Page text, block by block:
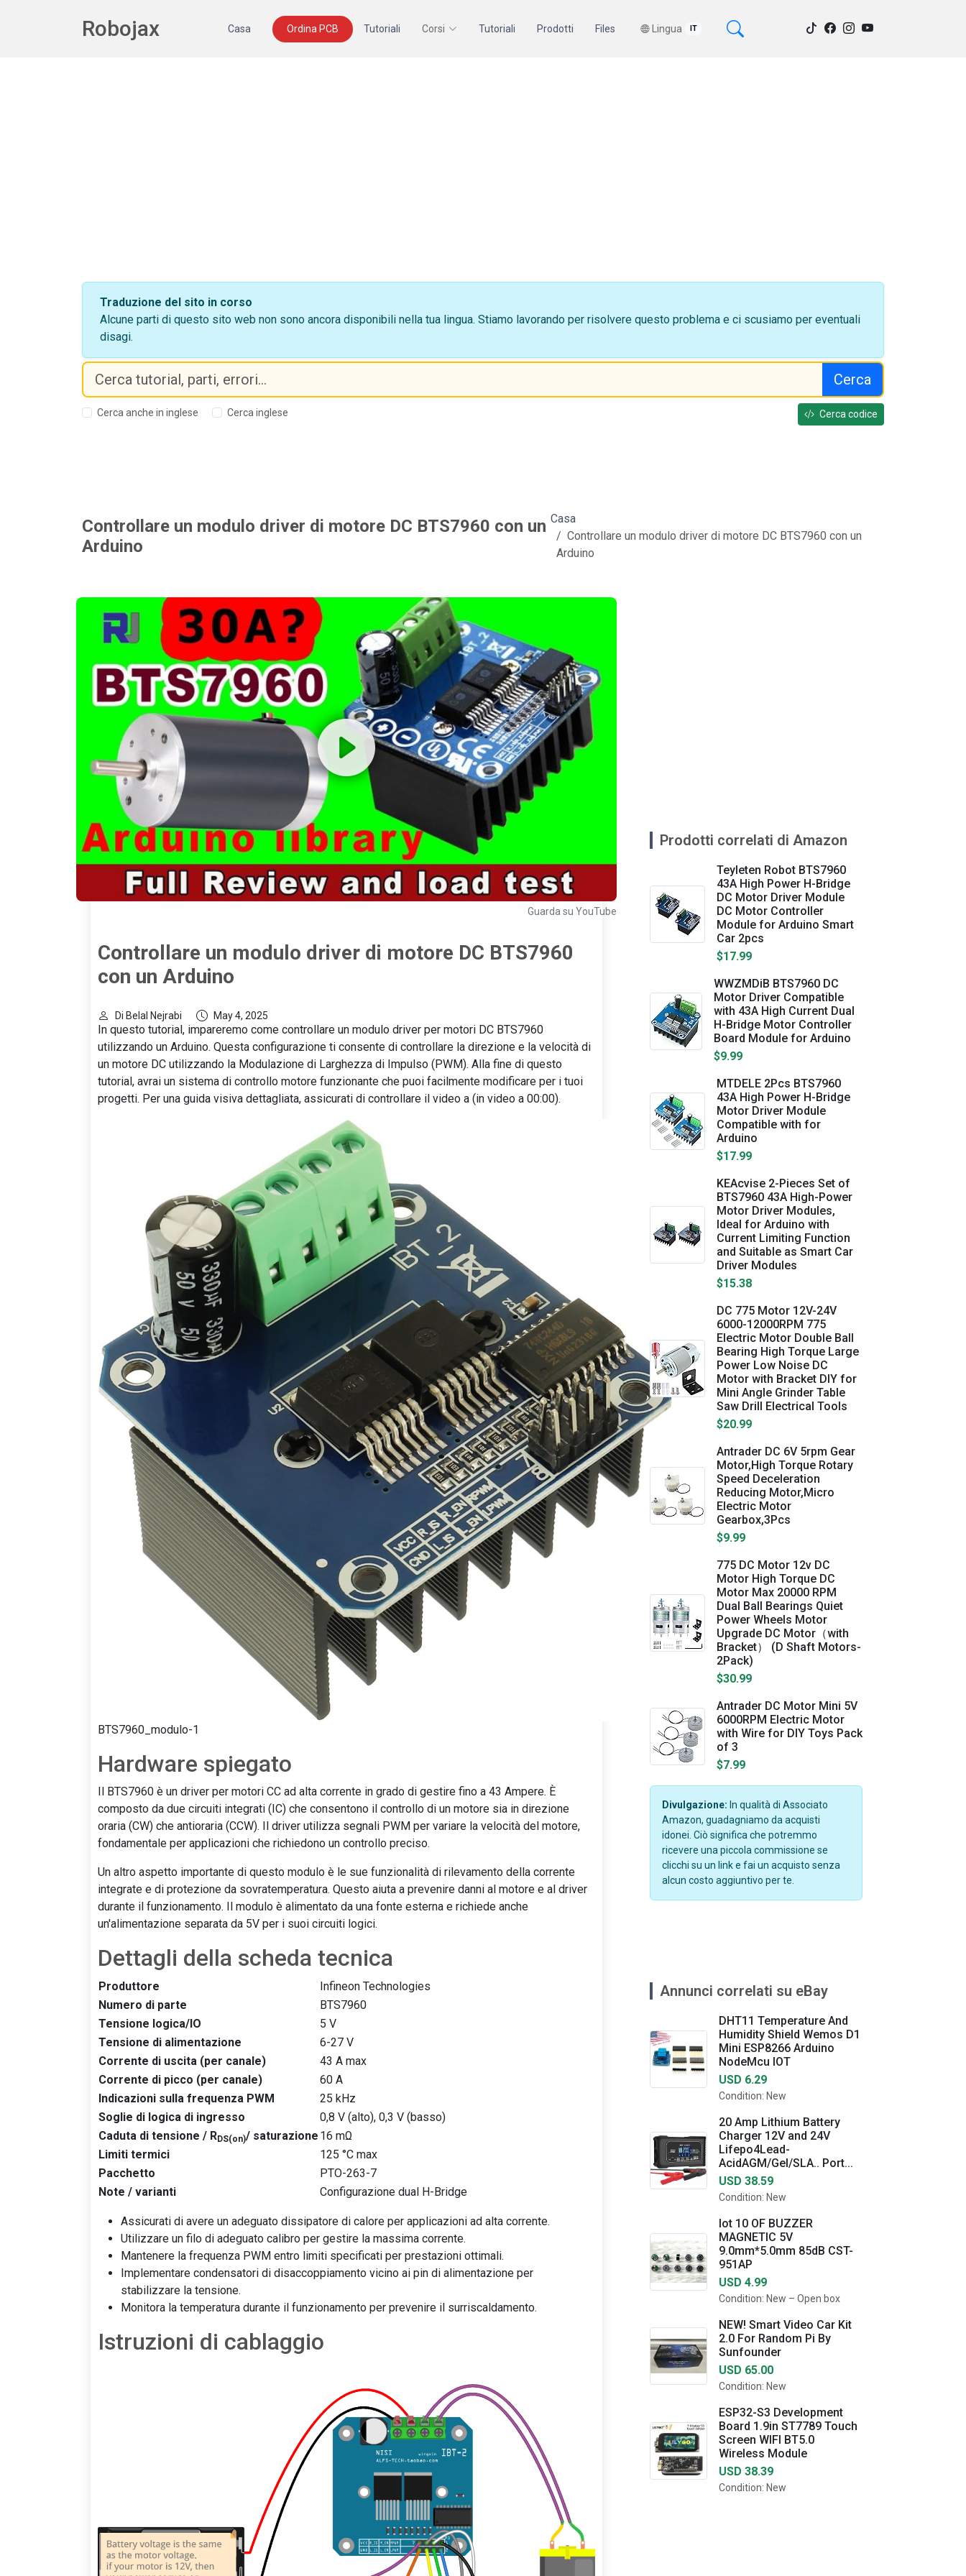
Robojax Casa Ordina PCB Tutoriali Corsi Tutoriali Prodotti Files Lingua IT
Traduzione del sito in corso
Alcune parti di questo sito web non sono ancora disponibili nella tua lingua. Stiamo lavorando per risolvere questo problema e ci scusiamo per eventuali
disagi.
Cerca
Cerca anche in inglese Cerca inglese Cerca codice
Controllare un modulo driver di motore DC BTS7960 con un
Arduino
Casa
Controllare un modulo driver di motore DC BTS7960 con un
Arduino
Guarda su YouTube
Controllare un modulo driver di motore DC BTS7960
con un Arduino
Di Belal Nejrabi May 4, 2025
In questo tutorial, impareremo come controllare un modulo driver per motori DC BTS7960
utilizzando un Arduino. Questa configurazione ti consente di controllare la direzione e la velocità di
un motore DC utilizzando la Modulazione di Larghezza di Impulso (PWM). Alla fine di questo
tutorial, avrai un sistema di controllo motore funzionante che puoi facilmente modificare per i tuoi
progetti. Per una guida visiva dettagliata, assicurati di controllare il video a (in video a 00:00).
BTS7960_modulo-1
Hardware spiegato
Il BTS7960 è un driver per motori CC ad alta corrente in grado di gestire fino a 43 Ampere. È
composto da due circuiti integrati (IC) che consentono il controllo di un motore sia in direzione
oraria (CW) che antioraria (CCW). Il driver utilizza segnali PWM per variare la velocità del motore,
fondamentale per applicazioni che richiedono un controllo preciso.
Un altro aspetto importante di questo modulo è le sue funzionalità di rilevamento della corrente
integrate e di protezione da sovratemperatura. Questo aiuta a prevenire danni al motore e al driver
durante il funzionamento. Il modulo è alimentato da una fonte esterna e richiede anche
un'alimentazione separata da 5V per i suoi circuiti logici.
Dettagli della scheda tecnica
Produttore
Infineon Technologies
Numero di parte
BTS7960
Tensione logica/IO
5 V
Tensione di alimentazione
6-27 V
Corrente di uscita (per canale)
43 A max
Corrente di picco (per canale)
60 A
Indicazioni sulla frequenza PWM
25 kHz
Soglie di logica di ingresso
0,8 V (alto), 0,3 V (basso)
Caduta di tensione / RDS(on)/ saturazione 16 mΩ
Limiti termici
125 °C max
Pacchetto
PTO-263-7
Note / varianti
Configurazione dual H-Bridge
Assicurati di avere un adeguato dissipatore di calore per applicazioni ad alta corrente.
Utilizzare un filo di adeguato calibro per gestire la massima corrente.
Mantenere la frequenza PWM entro limiti specificati per prestazioni ottimali.
Implementare condensatori di disaccoppiamento vicino ai pin di alimentazione per
stabilizzare la tensione.
Monitora la temperatura durante il funzionamento per prevenire il surriscaldamento.
Istruzioni di cablaggio
Prodotti correlati di Amazon
Teyleten Robot BTS7960
43A High Power H-Bridge
DC Motor Driver Module
DC Motor Controller
Module for Arduino Smart
Car 2pcs
$17.99
WWZMDiB BTS7960 DC
Motor Driver Compatible
with 43A High Current Dual
H-Bridge Motor Controller
Board Module for Arduino
$9.99
MTDELE 2Pcs BTS7960
43A High Power H-Bridge
Motor Driver Module
Compatible with for
Arduino
$17.99
KEAcvise 2-Pieces Set of
BTS7960 43A High-Power
Motor Driver Modules,
Ideal for Arduino with
Current Limiting Function
and Suitable as Smart Car
Driver Modules
$15.38
DC 775 Motor 12V-24V
6000-12000RPM 775
Electric Motor Double Ball
Bearing High Torque Large
Power Low Noise DC
Motor with Bracket DIY for
Mini Angle Grinder Table
Saw Drill Electrical Tools
$20.99
Antrader DC 6V 5rpm Gear
Motor,High Torque Rotary
Speed Deceleration
Reducing Motor,Micro
Electric Motor
Gearbox,3Pcs
$9.99
775 DC Motor 12v DC
Motor High Torque DC
Motor Max 20000 RPM
Dual Ball Bearings Quiet
Power Wheels Motor
Upgrade DC Motor（with
Bracket） (D Shaft Motors-
2Pack)
$30.99
Antrader DC Motor Mini 5V
6000RPM Electric Motor
with Wire for DIY Toys Pack
of 3
$7.99
Divulgazione: In qualità di Associato
Amazon, guadagniamo da acquisti
idonei. Ciò significa che potremmo
ricevere una piccola commissione se
clicchi su un link e fai un acquisto senza
alcun costo aggiuntivo per te.
Annunci correlati su eBay
DHT11 Temperature And
Humidity Shield Wemos D1
Mini ESP8266 Arduino
NodeMcu IOT
USD 6.29
Condition: New
20 Amp Lithium Battery
Charger 12V and 24V
Lifepo4Lead-
AcidAGM/Gel/SLA.. Port...
USD 38.59
Condition: New
lot 10 OF BUZZER
MAGNETIC 5V
9.0mm*5.0mm 85dB CST-
951AP
USD 4.99
Condition: New – Open box
NEW! Smart Video Car Kit
2.0 For Random Pi By
Sunfounder
USD 65.00
Condition: New
ESP32-S3 Development
Board 1.9in ST7789 Touch
Screen WIFI BT5.0
Wireless Module
USD 38.39
Condition: New